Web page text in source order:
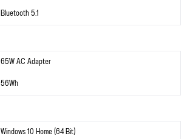
Bluetooth 5.1
65W AC Adapter
56Wh
Windows 10 Home (64 Bit)